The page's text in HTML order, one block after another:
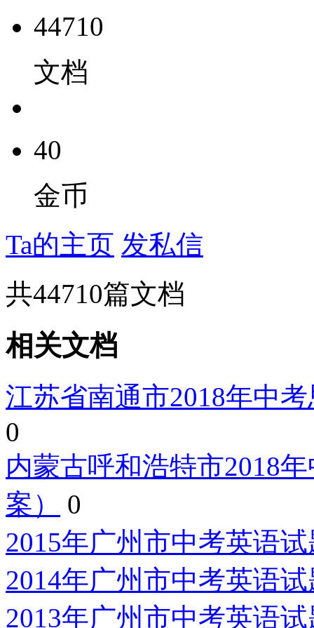
44710
文档
40
金币
Ta的主页 发私信
共44710篇文档
相关文档
江苏省南通市2018年中
0
内蒙古呼和浩特市2018
案）
0
2015年广州市中考英语
2014年广州市中考英语
2013年广州市中考英语